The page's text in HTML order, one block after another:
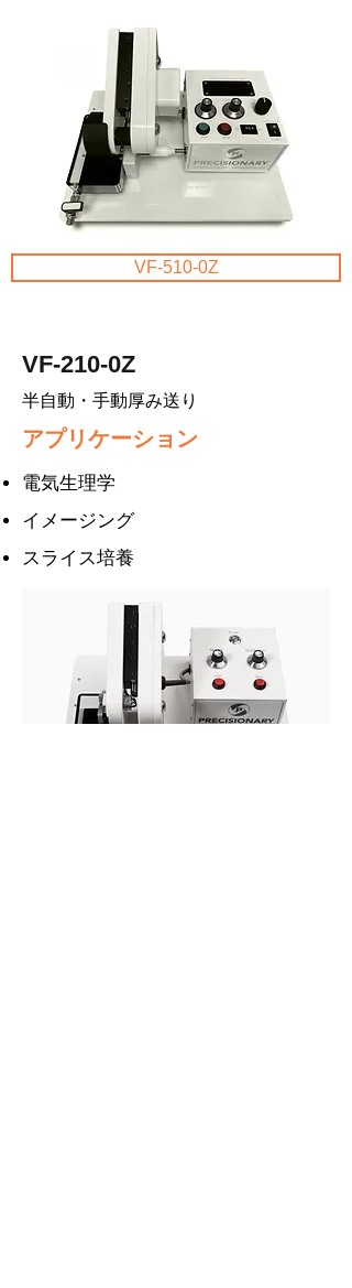
VF-510-0Z
VF-210-0Z
半自動・手動厚み送り
アプリケーション
電気生理学
イメージング
スライス培養